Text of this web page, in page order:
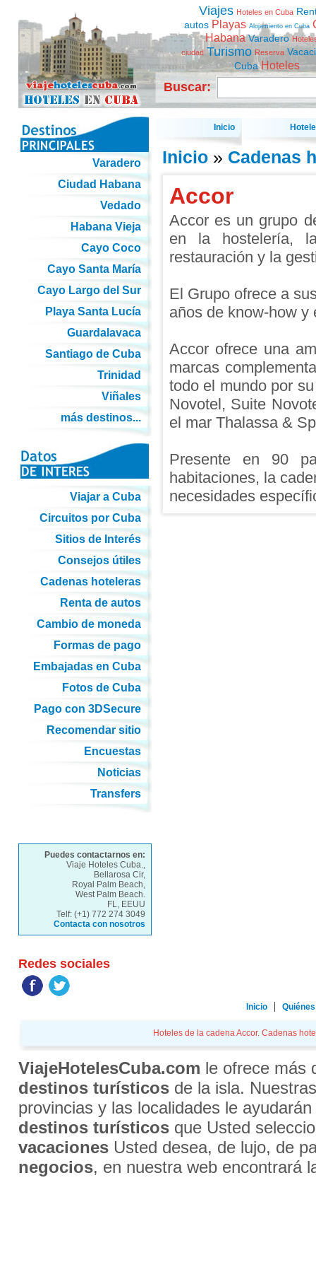
Viajes Hoteles en Cuba
autos Playas Alojamiento en Cuba
Habana Varadero
ciudad Turismo Reserva
Cuba Hoteles
Buscar:
Inicio
Inicio» Cadenas
Accor
Accor es un grupo
en la hostelería,
restauración y la
El Grupo ofrece a
años de know-how y
Accor ofrece una
marcas
todo el mundo por
Novotel, Suite
el mar Thalassa &
Presente en 90
habitaciones, la
necesidades
Varadero
Ciudad Habana
Vedado
Habana Vieja
Cayo Coco
Cayo Santa María
Cayo Largo del Sur
Playa Santa Lucía
Guardalavaca
Santiago de Cuba
Trinidad
Viñales
más destinos...
Viajar a Cuba
Circuitos por Cuba
Sitios de Interés
Consejos útiles
Cadenas hoteleras
Renta de autos
Cambio de moneda
Formas de pago
Embajadas en Cuba
Fotos de Cuba
Pago con 3DSecure
Recomendar sitio
Encuestas
Noticias
Transfers
Puedes contactarnos en:
Viaje Hoteles Cuba.,
Bellarosa Cir,
Royal Palm Beach,
West Palm Beach.
FL, EEUU
Telf: (+1) 772 274 3049
Contacta con nosotros
Redes sociales
Inicio
Hoteles de la cadena Accor. Cadenas
ViajeHotelesCuba.com le ofrece más
destinos turísticosde la isla.
provincias y las localidades le
destinos turísticosque Usted
vacacionesUsted desea, de lujo, de
negocios, en nuestra web encontrará